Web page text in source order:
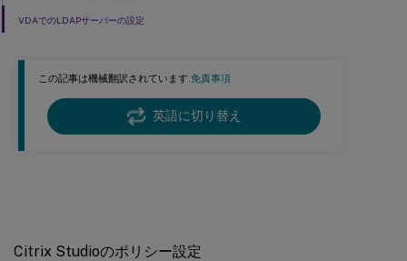
この記事は機械翻訳されています.免責事項
英語に切り替え
Citrix Studioのポリシー設定
VDAでのLDAPサーバーの設定